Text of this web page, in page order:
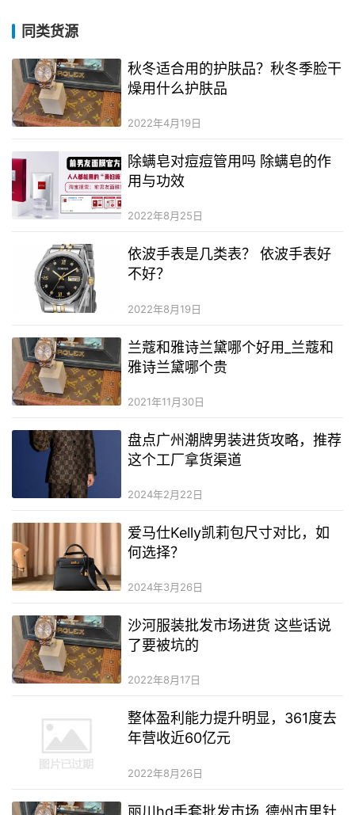
同类货源
秋冬适合用的护肤品？秋冬季脸干
燥用什么护肤品
2022年4月19日
除螨皂对痘痘管用吗 除螨皂的作
用与功效
2022年8月25日
依波手表是几类表？ 依波手表好
不好？
2022年8月19日
兰蔻和雅诗兰黛哪个好用_兰蔻和
雅诗兰黛哪个贵
2021年11月30日
盘点广州潮牌男装进货攻略，推荐
这个工厂拿货渠道
2024年2月22日
爱马仕Kelly凯莉包尺寸对比，如
何选择？
2024年3月26日
沙河服装批发市场进货 这些话说
了要被坑的
2022年8月17日
整体盈利能力提升明显，361度去
年营收近60亿元
2022年8月26日
丽川hd手套批发市场_德州市里针